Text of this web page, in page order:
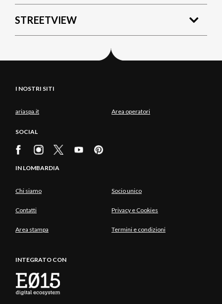
STREETVIEW
I NOSTRI SITI
ariaspa.it Area operatori
SOCIAL
IN LOMBARDIA
Chi siamo Socio unico
Contatti Privacy e Cookies
Area stampa Termini e condizioni
INTEGRATO CON